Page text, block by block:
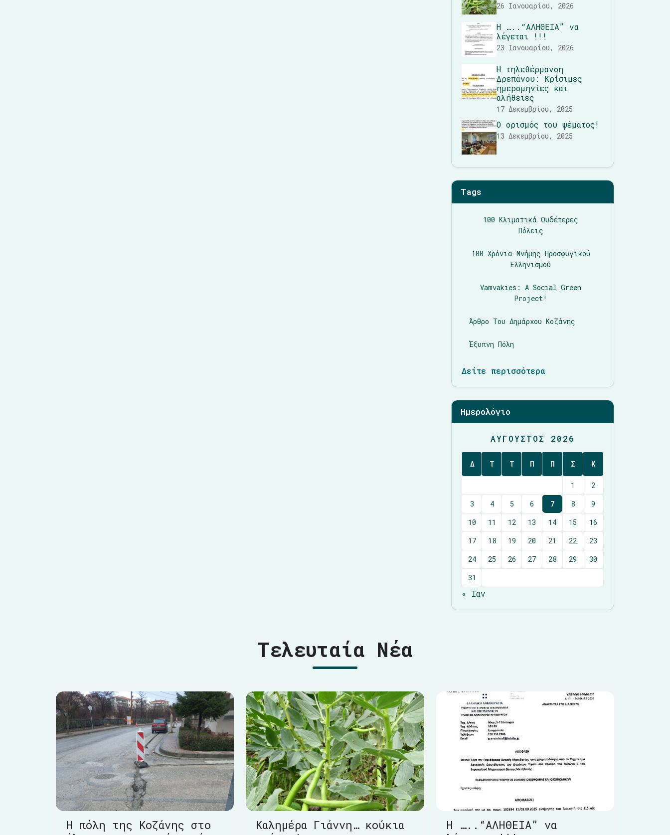
26 Ιανουαρίου, 2026
Η …..“ΑΛΗΘΕΙΑ” να
λέγεται !!!
23 Ιανουαρίου, 2026
Η τηλεθέρμανση
Δρεπάνου: Κρίσιμες
ημερομηνίες και
αλήθειες
17 Δεκεμβρίου, 2025
Ο ορισμός του ψέματος!
13 Δεκεμβρίου, 2025
Tags
100 Κλιματικά Ουδέτερες
Πόλεις
100 Χρόνια Μνήμης Προσφυγικού
Ελληνισμού
Vamvakies: A Social Green
Project!
Άρθρο Του Δημάρχου Κοζάνης
Έξυπνη Πόλη
Δείτε περισσότερα
Ημερολόγιο
ΑΎΓΟΥΣΤΟΣ 2026
Δ Τ Τ Π Π Σ Κ
1
2
3
4 5 6 7 8
9
10
11 12 13 14 15
16
17
18 19 20 21 22
23
24
25 26 27 28 29
30
31
« Ιαν
Τελευταία Νέα
Η πόλη της Κοζάνης στο
Καλημέρα Γιάννη… κούκια
Η …..“ΑΛΗΘΕΙΑ” να